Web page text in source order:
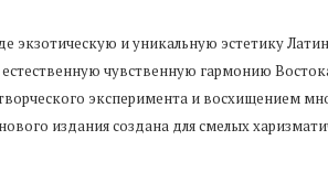
экзотическую и уникальную эстетику
чувственную гармонию
эксперимента и восхищением
издания создана для смелых